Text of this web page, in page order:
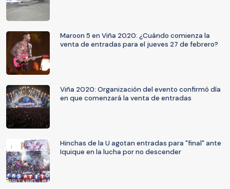
Maroon 5 en Viña 2020: ¿Cuándo comienza la
venta de entradas para el jueves 27 de febrero?
Viña 2020: Organización del evento confirmó día
en que comenzará la venta de entradas
Hinchas de la U agotan entradas para "final" ante
Iquique en la lucha por no descender